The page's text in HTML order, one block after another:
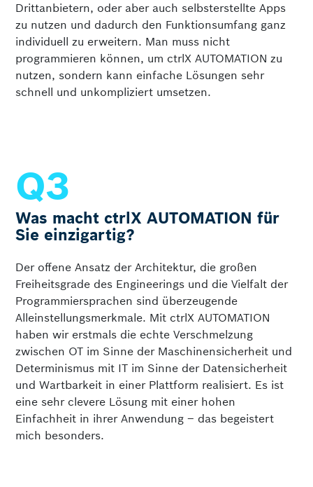
Drittanbietern, oder aber auch selbsterstellte Apps
zu nutzen und dadurch den Funktionsumfang ganz
individuell zu erweitern. Man muss nicht
programmieren können, um ctrlX AUTOMATION zu
nutzen, sondern kann einfache Lösungen sehr
schnell und unkompliziert umsetzen.
Was macht ctrlX AUTOMATION für
Sie einzigartig?
Der offene Ansatz der Architektur, die großen
Freiheitsgrade des Engineerings und die Vielfalt der
Programmiersprachen sind überzeugende
Alleinstellungsmerkmale. Mit ctrlX AUTOMATION
haben wir erstmals die echte Verschmelzung
zwischen OT im Sinne der Maschinensicherheit und
Determinismus mit IT im Sinne der Daten­sicherheit
und Wartbarkeit in einer Plattform realisiert. Es ist
eine sehr clevere Lösung mit einer hohen
Einfachheit in ihrer Anwendung – das begeistert
mich besonders.